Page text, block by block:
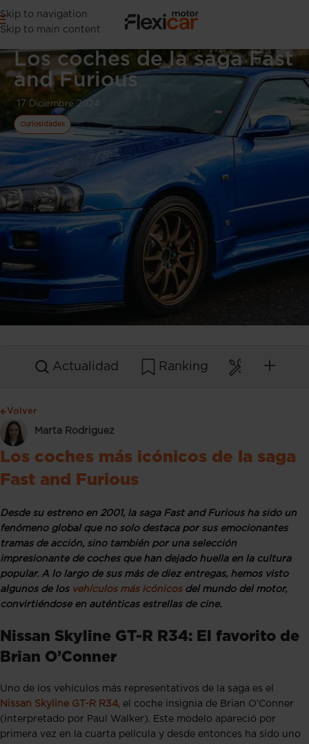
Skip to navigation
Skip to main content
Los coches de la saga Fast
and Furious
17 Diciembre 2024
Curiosidades
Actualidad Ranking
Volver
Marta Rodriguez
Los coches más icónicos de la saga
Fast and Furious
Desde su estreno en 2001, la saga Fast and Furious ha sido un
fenómeno global que no solo destaca por sus emocionantes
tramas de acción, sino también por una selección
impresionante de coches que han dejado huella en la cultura
popular. A lo largo de sus más de diez entregas, hemos visto
algunos de los vehículos más icónicosdel mundo del motor,
convirtiéndose en auténticas estrellas de cine.
Nissan Skyline GT-R R34: El favorito de
Brian O’Conner
Uno de los vehículos más representativos de la saga es el
Nissan Skyline GT-R R34, el coche insignia de Brian O’Conner
(interpretado por Paul Walker). Este modelo apareció por
primera vez en la cuarta película y desde entonces ha sido uno